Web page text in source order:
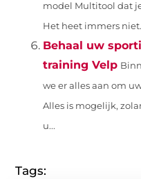
model Multitool dat
Het heet immers
Behaal uw
training Velp
we er alles aan om
Alles is mogelijk,
u...
Tags: